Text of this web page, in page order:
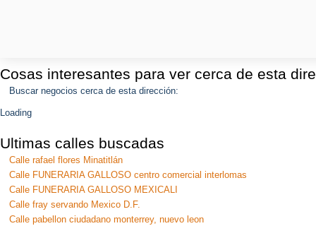
Cosas interesantes para ver cerca de esta
Buscar negocios cerca de esta dirección:
Loading
Ultimas calles buscadas
Calle rafael flores Minatitlán
Calle FUNERARIA GALLOSO centro comercial interlomas
Calle FUNERARIA GALLOSO MEXICALI
Calle fray servando Mexico D.F.
Calle pabellon ciudadano monterrey, nuevo leon